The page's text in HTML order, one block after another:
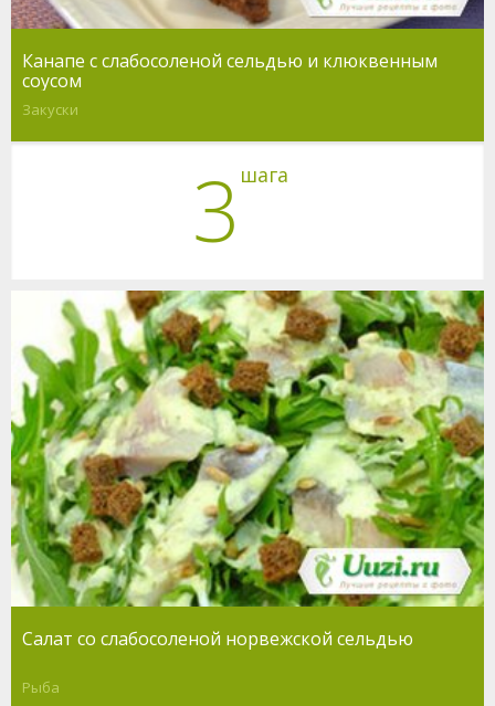
Канапе с слабосоленой сельдью и клюквенным
соусом
Закуски
3 шага
Салат со слабосоленой норвежской сельдью
Рыба